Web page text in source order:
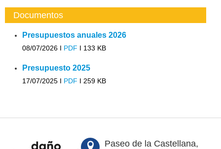
Documentos
Presupuestos anuales 2026
08/07/2026 I PDF I 133 KB
Presupuesto 2025
17/07/2025 I PDF I 259 KB
Paseo de la Castellana,